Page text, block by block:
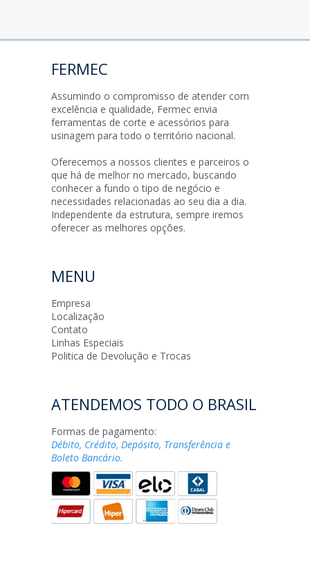
FERMEC
Assumindo o compromisso de atender com
excelência e qualidade, Fermec envia
ferramentas de corte e acessórios para
usinagem para todo o território nacional.
Oferecemos a nossos clientes e parceiros o
que há de melhor no mercado, buscando
conhecer a fundo o tipo de negócio e
necessidades relacionadas ao seu dia a dia.
Independente da estrutura, sempre iremos
oferecer as melhores opções.
MENU
Empresa
Localização
Contato
Linhas Especiais
Politica de Devolução e Trocas
ATENDEMOS TODO O BRASIL
Formas de pagamento:
Débito, Crédito, Depósito, Transferência e
Boleto Bancário.